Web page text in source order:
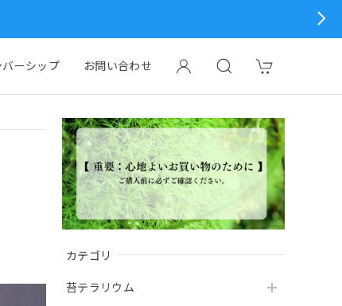
バーシップ お問い合わせ
カテゴリ
苔テラリウム